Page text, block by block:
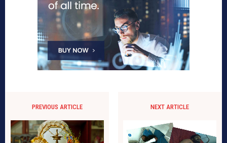
PREVIOUS ARTICLE NEXT ARTICLE